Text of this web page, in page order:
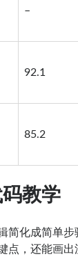
–
92.1
85.2
教学
简化成简单
点，还能画出